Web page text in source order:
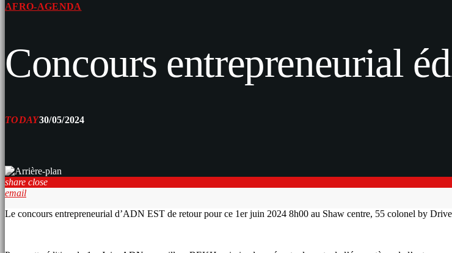
AFRO-AGENDA
Concours entrepreneurial
TODAY30/05/2024
share close
email
Le concours entrepreneurial d’ADN EST de retour pour ce 1er juin 2024 8h00 au Shaw centre, 55 colonel by